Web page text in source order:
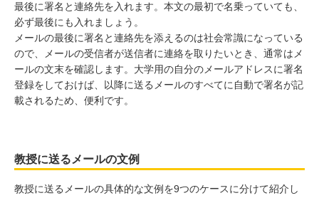
最後に署名と連絡先を入れます。本文の最初で名乗っていても、
必ず最後にも入れましょう。
メールの最後に署名と連絡先を添えるのは社会常識になっている
ので、メールの受信者が送信者に連絡を取りたいとき、通常はメ
ールの文末を確認します。大学用の自分のメールアドレスに署名
登録をしておけば、以降に送るメールのすべてに自動で署名が記
載されるため、便利です。
教授に送るメールの文例
教授に送るメールの具体的な文例を9つのケースに分けて紹介し